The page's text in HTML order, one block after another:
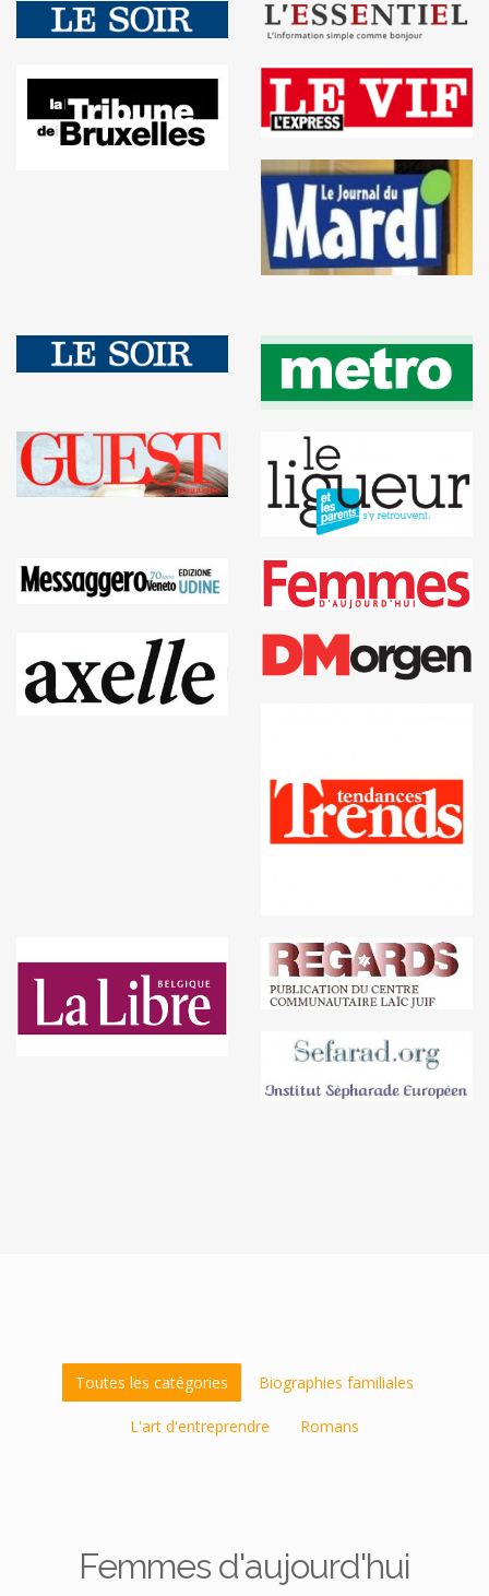
Toutes les catégories Biographies familiales
L'art d'entreprendre Romans
Femmes d'aujourd'hui